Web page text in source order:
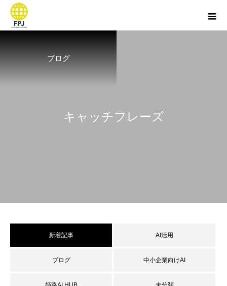
ブログ
キ ャ ッ チフ レ ー ズ
新着記事 AI活用
ブログ 中小企業向けAI